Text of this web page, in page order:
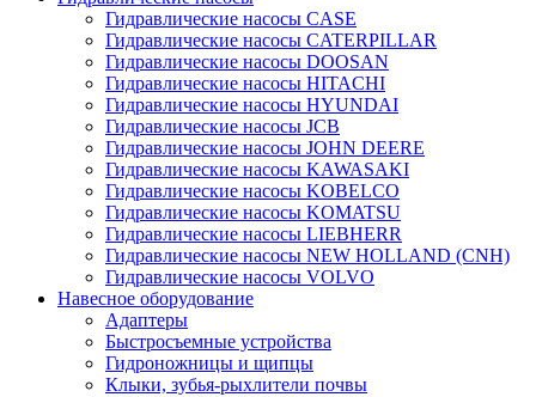
Гидравлические насосы CASE
Гидравлические насосы CATERPILLAR
Гидравлические насосы DOOSAN
Гидравлические насосы HITACHI
Гидравлические насосы HYUNDAI
Гидравлические насосы JCB
Гидравлические насосы JOHN DEERE
Гидравлические насосы KAWASAKI
Гидравлические насосы KOBELCO
Гидравлические насосы KOMATSU
Гидравлические насосы LIEBHERR
Гидравлические насосы NEW HOLLAND (CNH)
Гидравлические насосы VOLVO
Навесное оборудование
Адаптеры
Быстросъемные устройства
Гидроножницы и щипцы
Клыки, зубья-рыхлители почвы